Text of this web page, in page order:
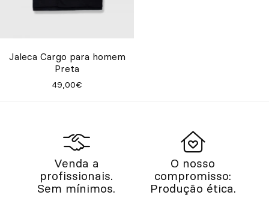
Jaleca Cargo para homem
Preta
49,00€
Venda a
profissionais.
Sem mínimos.
O nosso
compromisso:
Produção ética.